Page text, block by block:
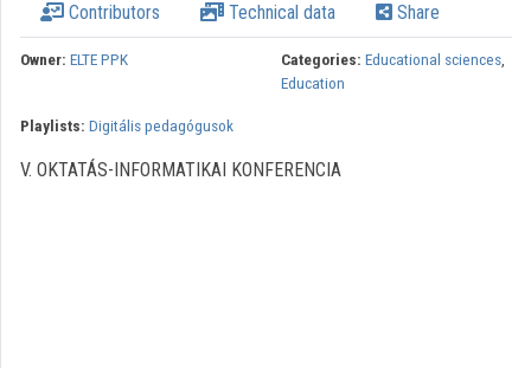
Contributors Technical data Share
Owner: ELTE PPK Categories: Educational sciences,
Education
Playlists: Digitális pedagógusok
V. OKTATÁS-INFORMATIKAI KONFERENCIA